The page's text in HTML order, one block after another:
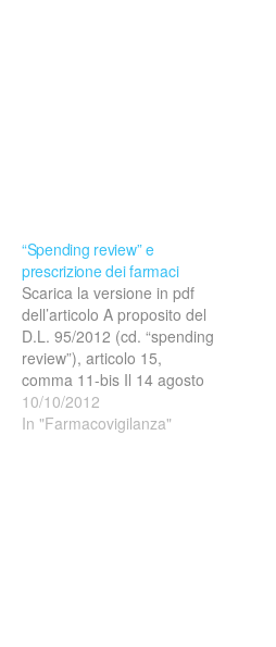
“Spending review” e
prescrizione dei farmaci
Scarica la versione in pdf
dell’articolo A proposito del
D.L. 95/2012 (cd. “spending
review”), articolo 15,
comma 11-bis Il 14 agosto
è stata pubblicata su
Gazzetta Ufficiale la legge
10/10/2012
In "Farmacovigilanza"